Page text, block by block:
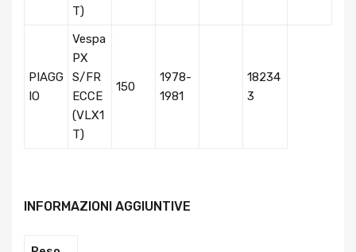
T)
PIAGG
IO
Vespa
PX
S/FR
ECCE
(VLX1
T)
150
1978-
1981
18234
3
INFORMAZIONI AGGIUNTIVE